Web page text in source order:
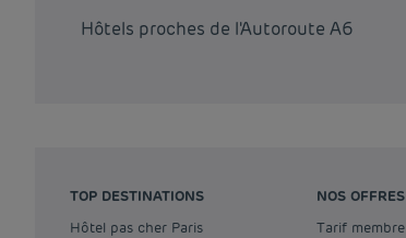
Hôtels proches de l'Autoroute A6
TOP DESTINATIONS
Hôtel pas cher Paris
NOS OFFRES
Tarif membre